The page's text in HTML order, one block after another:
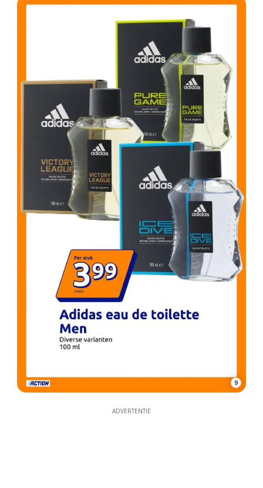
9
ADVERTENTIE